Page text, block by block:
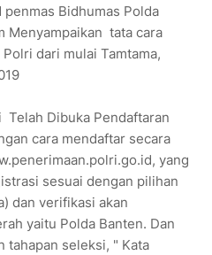
Bidhumas Polda
Menyampaikan tata cara
dari mulai Tamtama,
Dibuka Pendaftaran
cara mendaftar secara
yang
sesuai dengan pilihan
dan verifikasi akan
yaitu Polda Banten. Dan
tahapan seleksi, " Kata